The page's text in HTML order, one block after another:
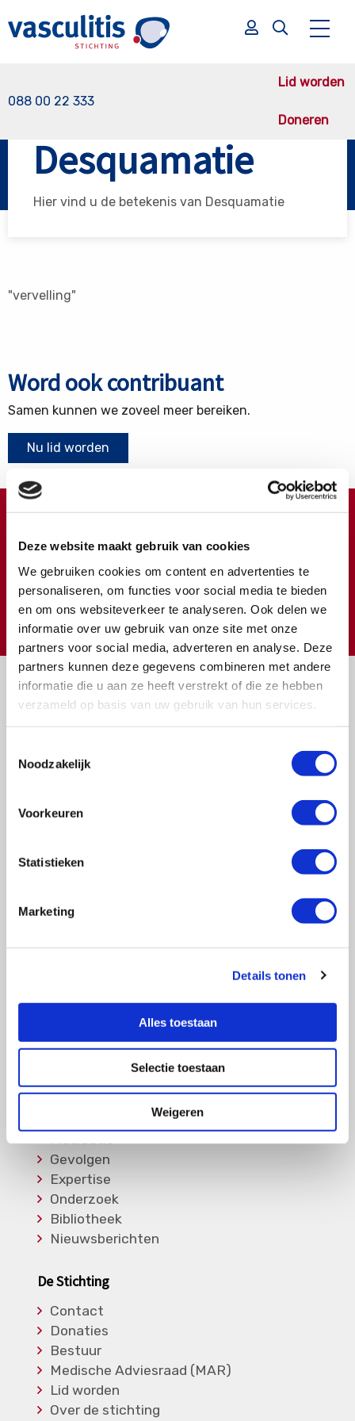
Deze website maakt gebruik van cookies
We gebruiken cookies om content en advertenties te
personaliseren, om functies voor social media te bieden
en om ons websiteverkeer te analyseren. Ook delen we
informatie over uw gebruik van onze site met onze
partners voor social media, adverteren en analyse. Deze
partners kunnen deze gegevens combineren met andere
informatie die u aan ze heeft verstrekt of die ze hebben
verzameld op basis van uw gebruik van hun services.
Noodzakelijk
Voorkeuren
Statistieken
Marketing
Details tonen
Alles toestaan
Selectie toestaan
Weigeren
088 00 22 333
Lid worden
Doneren
Zoek
Zoek
Desquamatie
Hier vind u de betekenis van Desquamatie
"vervelling"
Word ook contribuant
Samen kunnen we zoveel meer bereiken.
Nu lid worden
Meer weten over wat we met uw extra gift doen?
Klik hier
€ Doneer
Vragen?
of bel ons op:
Ziektebeelden
EGPA
RCA
Overige Vasculitiden
Informatie
Soorten Vasculitis
Medicatie
Gevolgen
Expertise
Onderzoek
Bibliotheek
Nieuwsberichten
De Stichting
Contact
Donaties
Bestuur
Medische Adviesraad (MAR)
Lid worden
Over de stichting